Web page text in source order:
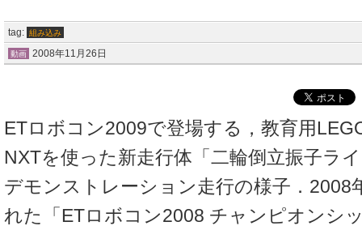
tag: 組み込み
動画 2008年11月26日
ETロボコン2009で登場する，教育用
NXTを使った新走行体「二輪倒立振子ラ
デモンストレーション走行の様子．2008
れた「ETロボコン2008 チャンピオンシ